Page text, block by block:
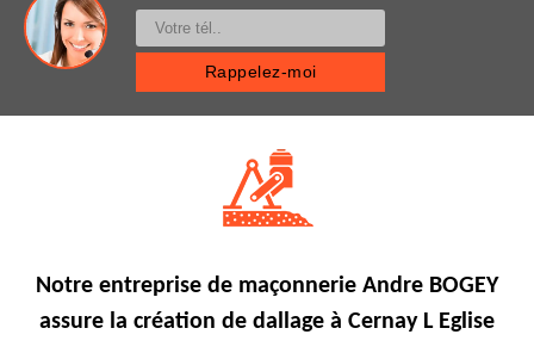
Notre entreprise de maçonnerie Andre BOGEY
assure la création de dallage à Cernay L Eglise